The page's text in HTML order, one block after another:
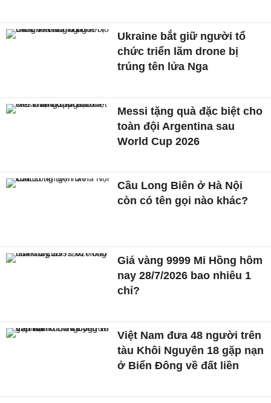
Ukraine bắt giữ người tổ
chức triển lãm drone bị
trúng tên lửa Nga
Messi tặng quà đặc biệt cho
toàn đội Argentina sau
World Cup 2026
Cầu Long Biên ở Hà Nội
còn có tên gọi nào khác?
Giá vàng 9999 Mi Hồng hôm
nay 28/7/2026 bao nhiêu 1
chỉ?
Việt Nam đưa 48 người trên
tàu Khôi Nguyên 18 gặp nạn
ở Biển Đông về đất liền